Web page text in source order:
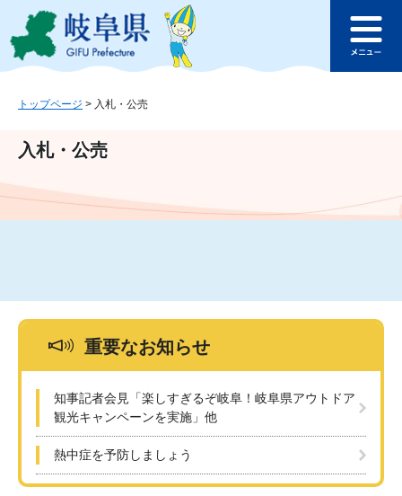
ジ
ュ
文
このページの本文へ
ュ
トップページ > 入札・公売
入札・公売
重要なお知らせ
知事記者会見「楽しすぎるぞ岐阜！岐阜県アウトドア
観光キャンペーンを実施」他
熱中症を予防しましょう